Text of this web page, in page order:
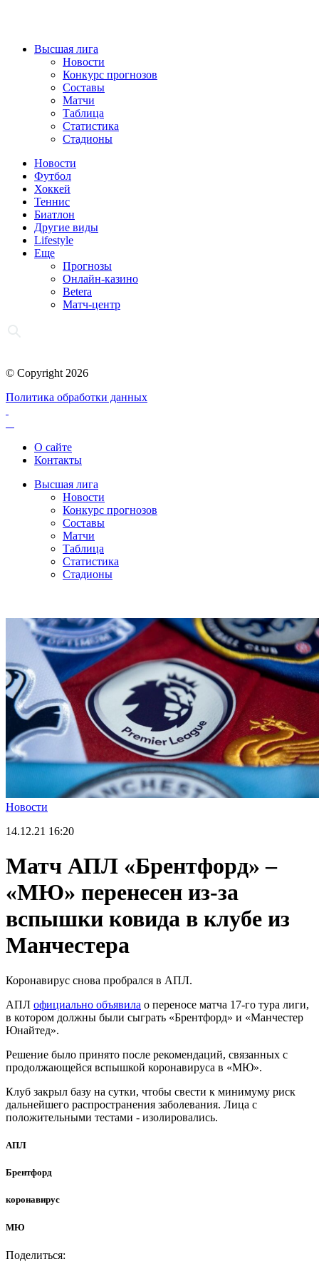
Высшая лига
Новости
Конкурс прогнозов
Составы
Матчи
Таблица
Статистика
Стадионы
Новости
Футбол
Хоккей
Теннис
Биатлон
Другие виды
Lifestyle
Еще
Прогнозы
Онлайн-казино
Betera
Матч-центр
© Copyright 2026
Политика обработки данных
О сайте
Контакты
Высшая лига
Новости
Конкурс прогнозов
Составы
Матчи
Таблица
Статистика
Стадионы
Новости
14.12.21 16:20
Матч АПЛ «Брентфорд» –
«МЮ» перенесен из-за
вспышки ковида в клубе из
Манчестера
Коронавирус снова пробрался в АПЛ.
АПЛ официально объявила о переносе матча 17-го тура лиги,
в котором должны были сыграть «Брентфорд» и «Манчестер
Юнайтед».
Решение было принято после рекомендаций, связанных с
продолжающейся вспышкой коронавируса в «МЮ».
Клуб закрыл базу на сутки, чтобы свести к минимуму риск
дальнейшего распространения заболевания. Лица с
положительными тестами - изолировались.
АПЛ
Брентфорд
коронавирус
МЮ
Поделиться: